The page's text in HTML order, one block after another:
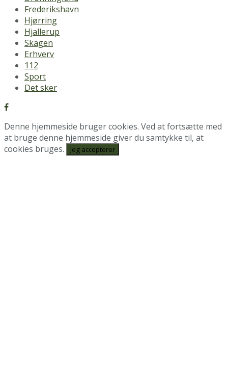
Frederikshavn
Hjørring
Hjallerup
Skagen
Erhverv
112
Sport
Det sker
Denne hjemmeside bruger cookies. Ved at fortsætte med
at bruge denne hjemmeside giver du samtykke til, at
cookies bruges.
Jeg accepterer